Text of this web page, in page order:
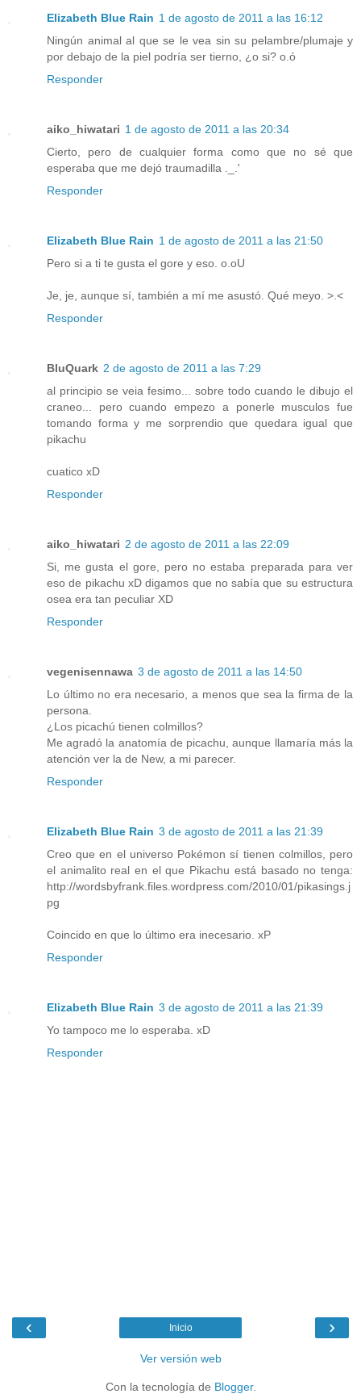
Elizabeth Blue Rain 1 de agosto de 2011 a las 16:12
Ningún animal al que se le vea sin su pelambre/plumaje y
por debajo de la piel podría ser tierno, ¿o si? o.ó
Responder
aiko_hiwatari 1 de agosto de 2011 a las 20:34
Cierto, pero de cualquier forma como que no sé que
esperaba que me dejó traumadilla ._.'
Responder
Elizabeth Blue Rain 1 de agosto de 2011 a las 21:50
Pero si a ti te gusta el gore y eso. o.oU
Je, je, aunque sí, también a mí me asustó. Qué meyo. >.<
Responder
BluQuark 2 de agosto de 2011 a las 7:29
al principio se veia fesimo... sobre todo cuando le dibujo el
craneo... pero cuando empezo a ponerle musculos fue
tomando forma y me sorprendio que quedara igual que
pikachu
cuatico xD
Responder
aiko_hiwatari 2 de agosto de 2011 a las 22:09
Si, me gusta el gore, pero no estaba preparada para ver
eso de pikachu xD digamos que no sabía que su estructura
osea era tan peculiar XD
Responder
vegenisennawa 3 de agosto de 2011 a las 14:50
Lo último no era necesario, a menos que sea la firma de la
persona.
¿Los picachú tienen colmillos?
Me agradó la anatomía de picachu, aunque llamaría más la
atención ver la de New, a mi parecer.
Responder
Elizabeth Blue Rain 3 de agosto de 2011 a las 21:39
Creo que en el universo Pokémon sí tienen colmillos, pero
el animalito real en el que Pikachu está basado no tenga:
http://wordsbyfrank.files.wordpress.com/2010/01/pikasings.j
pg
Coincido en que lo último era inecesario. xP
Responder
Elizabeth Blue Rain 3 de agosto de 2011 a las 21:39
Yo tampoco me lo esperaba. xD
Responder
‹ ›
Inicio
Ver versión web
Con la tecnología de Blogger.